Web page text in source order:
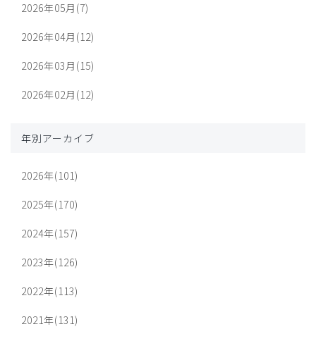
2026年05月(7)
2026年04月(12)
2026年03月(15)
2026年02月(12)
年別アーカイブ
2026年(101)
2025年(170)
2024年(157)
2023年(126)
2022年(113)
2021年(131)